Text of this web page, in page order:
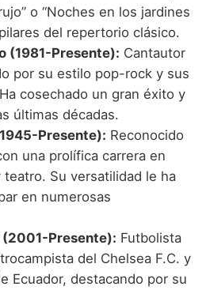
o “Noches en los jardines
del repertorio clásico.
(1981-Presente): Cantautor
por su estilo pop-rock y sus
cosechado un gran éxito y
últimas décadas.
Presente): Reconocido
una prolífica carrera en
Su versatilidad le ha
en numerosas
(2001-Presente): Futbolista
del Chelsea F.C. y
Ecuador, destacando por su